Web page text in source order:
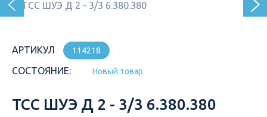
АРТИКУЛ 114218
СОСТОЯНИЕ: Новый товар
ТСС ШУЭ Д 2 - 3/3 6.380.380